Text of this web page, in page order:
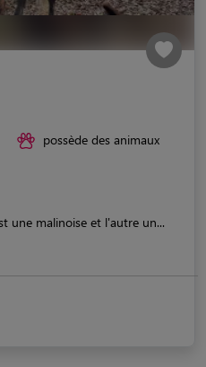
possède des animaux
une malinoise et l'autre un...